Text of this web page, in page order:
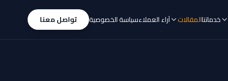
خدماتناالمقالات آراء العملاءسياسة الخصوصية تواصل معنا